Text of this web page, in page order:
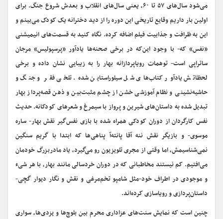
می‌شود سال‌های ۵۷ تا ۶۰، یعنی سال‌های انقلاب و بعدش شروع جنگ. برای
اولین بار داریم وقایع تاریخی این دوره را از دید دخترانه یک کودک می‌بینم و
این به ظرافت و جذابیت فیلم اضافه کرده. نگاه کنید به قسمت‌های انیمیشنی
«نفس» که- با وجود این‌که در برخی صحنه‌ها یادآور «پرسپولیس» مرجان
ساتراپی است- توهمات رویاپردازانه بهار را به زیبایی نشان داده و برخی
لحظاتش یادآور کتاب‌های شل سیلوراستاین شده. تلخی فقر و جنگ و
حاشیه‌نشینی و نظام آموزشی خشن از چشم مثبت‌بین و ذهن قصه‌پرداز بهار
تبدیل شده به داستان‌های شیرین و پرواز با سیمرغ و شعرهای کودکانه. حدیث
نفس کارگردان از دوران کودکی همراه شده با بازی نفس‌گیر نقش بهار- ساره
موسوی- و بازیگر نقش ننه آقا پانته‌آ پناهی‌ها که ابتدا با گریم سنگین
نمی‌شناسیمش، اما وقتی از مجری تلویزیون رو می‌گیرد، یاد مادربزرگ خودمان
می‌افتیم. کم نیستند مخاطبانی که در دوران خردسالی مانند بهار، با هر شیء
و موجودی در اطراف خود-مثل شامپو تخم‌مرغی و نقش و نگار دیوار گچی-
داستان‌پردازی و رویاسازی کرده‌اند.
چنین است که نمایش سنت‌های عزاداری محرم بین بلوچ‌ها و یزدی‌ها، سواری